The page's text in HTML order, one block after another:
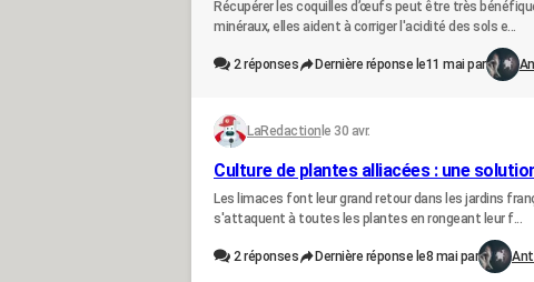
Récupérer les coquilles d’œufs peut être très
minéraux, elles aident à corriger l'acidité des sols e...
2réponses Dernière réponse le11 mai par
LaRedaction le 30 avr.
Culture de plantes alliacées : une
Les limaces font leur grand retour dans les jardins
s'attaquent à toutes les plantes en rongeant leur f...
2réponses Dernière réponse le8 mai par